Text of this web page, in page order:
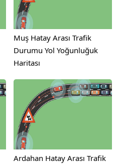
Muş Hatay Arası Trafik
Durumu Yol Yoğunluğuk
Haritası
Ardahan Hatay Arası Trafik